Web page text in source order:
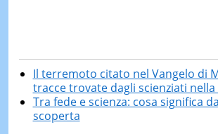
Il terremoto citato nel Vangelo di
tracce trovate dagli scienziati
Tra fede e scienza: cosa significa
scoperta